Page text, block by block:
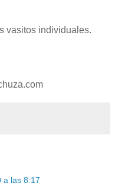
vasitos individuales.
a las 8:17